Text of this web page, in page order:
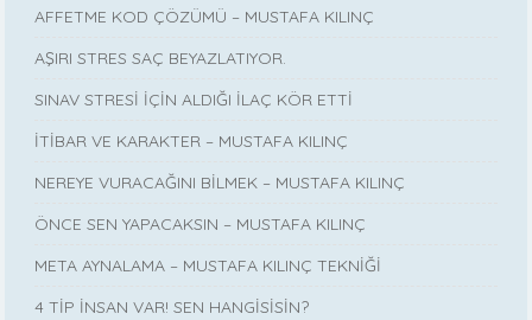
AFFETME KOD ÇÖZÜMÜ – MUSTAFA KILINÇ
AŞIRI STRES SAÇ BEYAZLATIYOR.
SINAV STRESİ İÇİN ALDIĞI İLAÇ KÖR ETTİ
İTİBAR VE KARAKTER – MUSTAFA KILINÇ
NEREYE VURACAĞINI BİLMEK – MUSTAFA KILINÇ
ÖNCE SEN YAPACAKSIN – MUSTAFA KILINÇ
META AYNALAMA – MUSTAFA KILINÇ TEKNİĞİ
4 TİP İNSAN VAR! SEN HANGİSİSİN?